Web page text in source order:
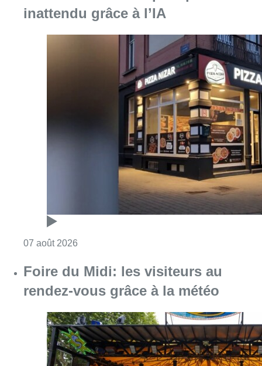
inattendu grâce à l’IA
07 août 2026
Foire du Midi: les visiteurs au
rendez-vous grâce à la météo